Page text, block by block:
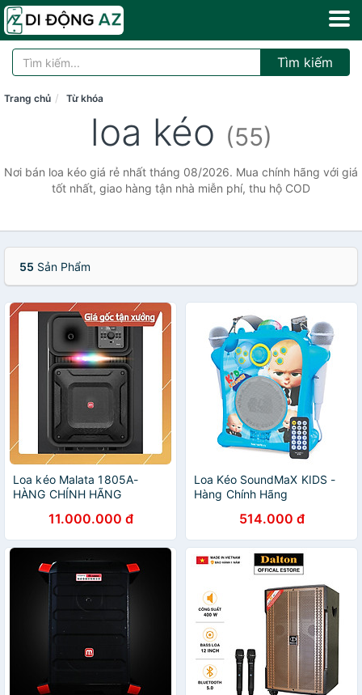
Tìm kiếm
Trang chủ Từ khóa
loa kéo (55)
Nơi bán loa kéo giá rẻ nhất tháng 08/2026. Mua chính hãng với giá
tốt nhất, giao hàng tận nhà miễn phí, thu hộ COD
55 Sản Phẩm
Loa kéo Malata 1805A-
HÀNG CHÍNH HÃNG
11.000.000 đ
Loa Kéo SoundMaX KIDS -
Hàng Chính Hãng
514.000 đ